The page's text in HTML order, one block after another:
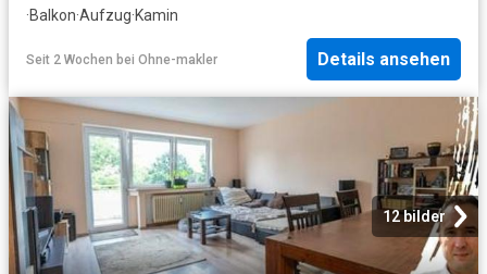
·Balkon·Aufzug·Kamin
Seit 2 Wochen bei Ohne-makler Details ansehen
12 bilder